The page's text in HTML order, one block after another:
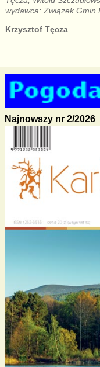
wydawca: Związek Gmin
Krzysztof Tęcza
Najnowszy nr 2/2026